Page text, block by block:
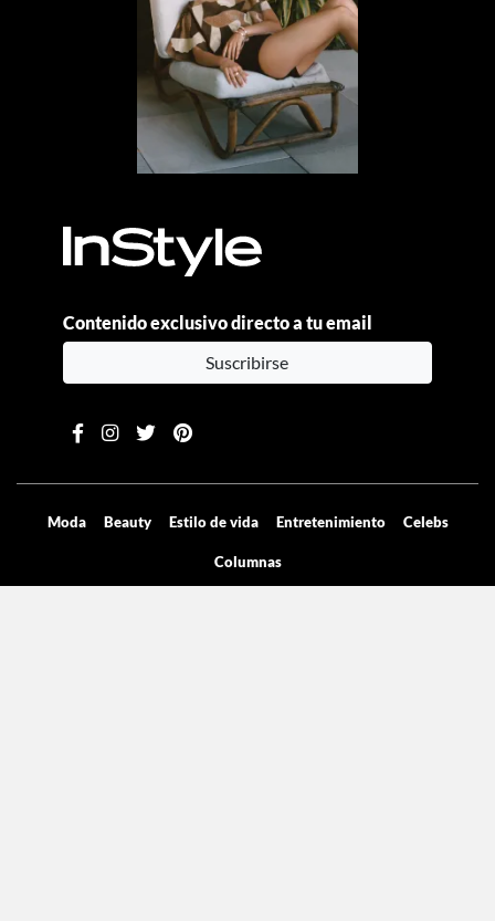
Contenido exclusivo directo a tu email
Suscribirse
Moda Beauty Estilo de vida Entretenimiento Celebs
Columnas